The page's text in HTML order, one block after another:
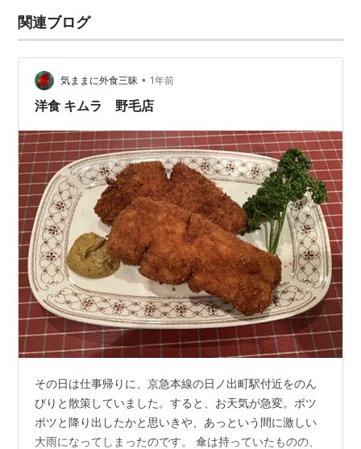
関連ブログ
気ままに外食三昧 • 1年前
洋食 キムラ 野毛店
その日は仕事帰りに、京急本線の日ノ出町駅付近をのん
びりと散策していました。すると、お天気が急変。ポツ
ポツと降り出したかと思いきや、あっという間に激しい
大雨になってしまったのです。 傘は持っていたものの、